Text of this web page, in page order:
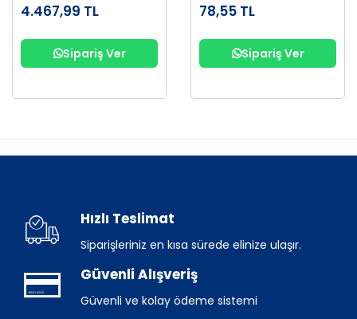
4.467,99 TL
Sipariş Ver
78,55 TL
Sipariş Ver
Hızlı Teslimat
Siparişleriniz en kısa sürede elinize ulaşır.
Güvenli Alışveriş
Güvenli ve kolay ödeme sistemi